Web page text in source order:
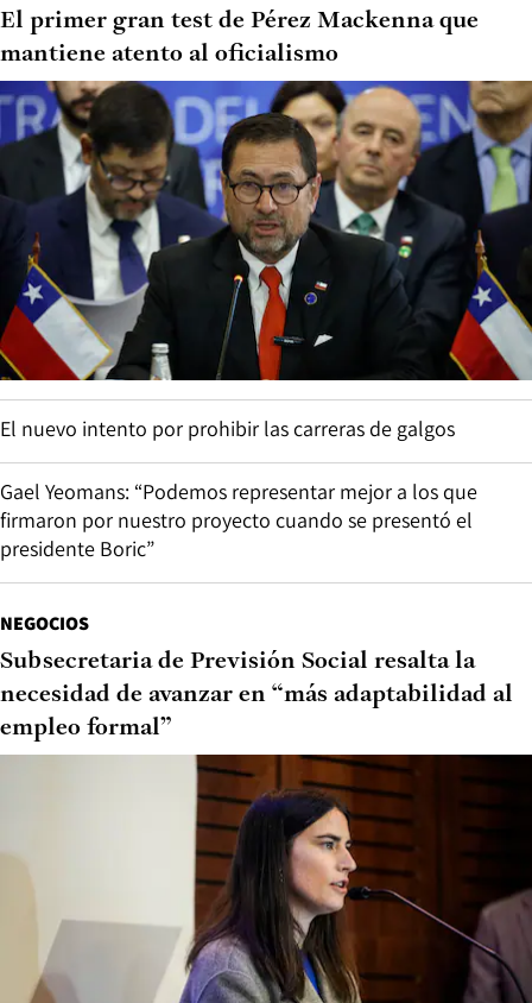
El primer gran test de Pérez Mackenna que
mantiene atento al oficialismo
El nuevo intento por prohibir las carreras de galgos
Gael Yeomans: “Podemos representar mejor a los que
firmaron por nuestro proyecto cuando se presentó el
presidente Boric”
NEGOCIOS
Subsecretaria de Previsión Social resalta la
necesidad de avanzar en “más adaptabilidad al
empleo formal”